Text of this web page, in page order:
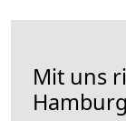
Mit uns